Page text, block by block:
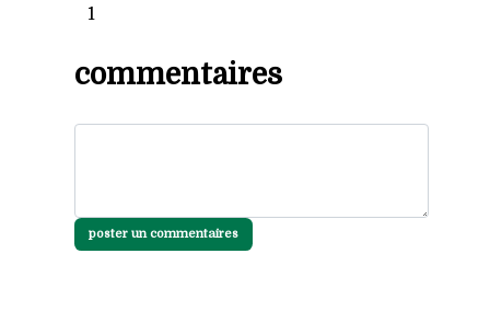
1
commentaires
poster un commentaires